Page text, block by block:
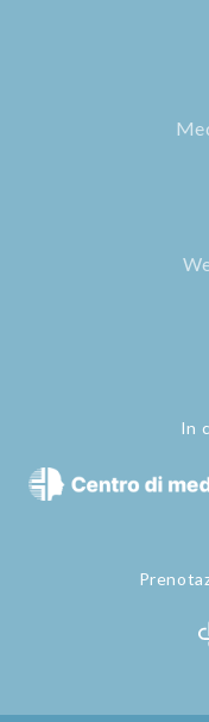
In